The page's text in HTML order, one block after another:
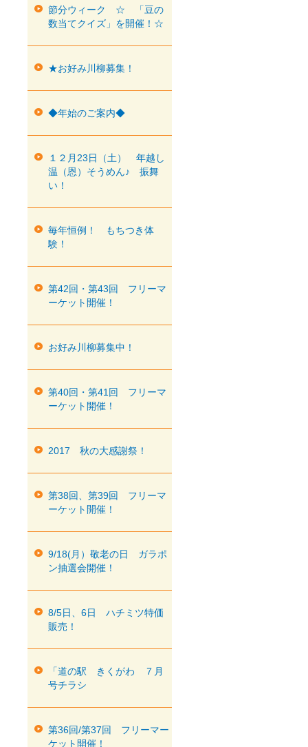
節分ウィーク ☆ 「豆の
数当てクイズ」を開催！☆
★お好み川柳募集！
◆年始のご案内◆
１２月23日（土） 年越し
温（恩）そうめん♪ 振舞
い！
毎年恒例！ もちつき体
験！
第42回・第43回 フリーマ
ーケット開催！
お好み川柳募集中！
第40回・第41回 フリーマ
ーケット開催！
2017 秋の大感謝祭！
第38回、第39回 フリーマ
ーケット開催！
9/18(月）敬老の日 ガラポ
ン抽選会開催！
8/5日、6日 ハチミツ特価
販売！
「道の駅 きくがわ ７月
号チラシ
第36回/第37回 フリーマー
ケット開催！